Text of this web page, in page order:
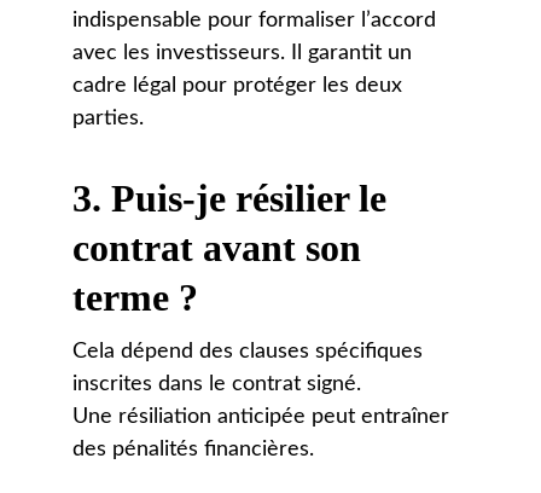
indispensable pour formaliser l’accord
avec les investisseurs. Il garantit un
cadre légal pour protéger les deux
parties.
3. Puis-je résilier le
contrat avant son
terme ?
Cela dépend des clauses spécifiques
inscrites dans le contrat signé.
Une résiliation anticipée peut entraîner
des pénalités financières.